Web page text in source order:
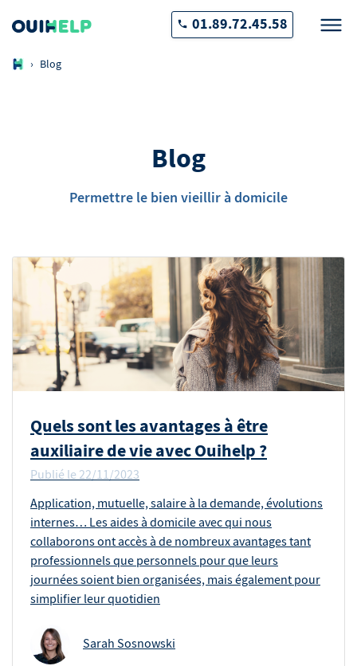
01.89.72.45.58
› Blog
Blog
Permettre le bien vieillir à domicile
Quels sont les avantages à être
auxiliaire de vie avec Ouihelp ?
Publié le 22/11/2023
Application, mutuelle, salaire à la demande, évolutions
internes… Les aides à domicile avec qui nous
collaborons ont accès à de nombreux avantages tant
professionnels que personnels pour que leurs
journées soient bien organisées, mais également pour
simplifier leur quotidien
Sarah Sosnowski